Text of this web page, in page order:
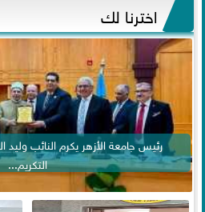
اخترنا لك
رئيس جامعة الأزهر يكرم النائب وليد
التكريم...